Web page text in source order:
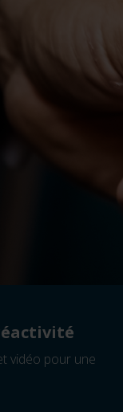
vidéo pour une